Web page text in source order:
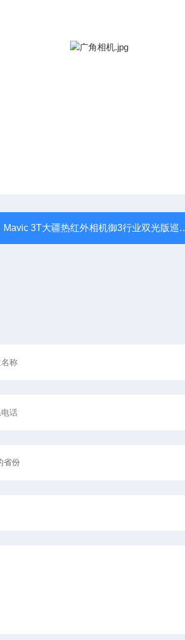
Mavic 3T大疆热红外相机御3行业双光版巡检用无人机